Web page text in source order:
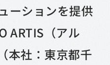
ーションを提供
ARTIS（アル
本社：東京都千